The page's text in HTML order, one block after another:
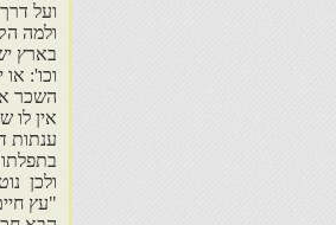
ועל
ולמה
בארץ
וכו':
השכר
אין לו
ענתות
ולכן
"עץ